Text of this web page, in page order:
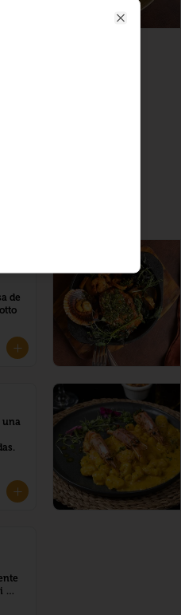
de
una
Close